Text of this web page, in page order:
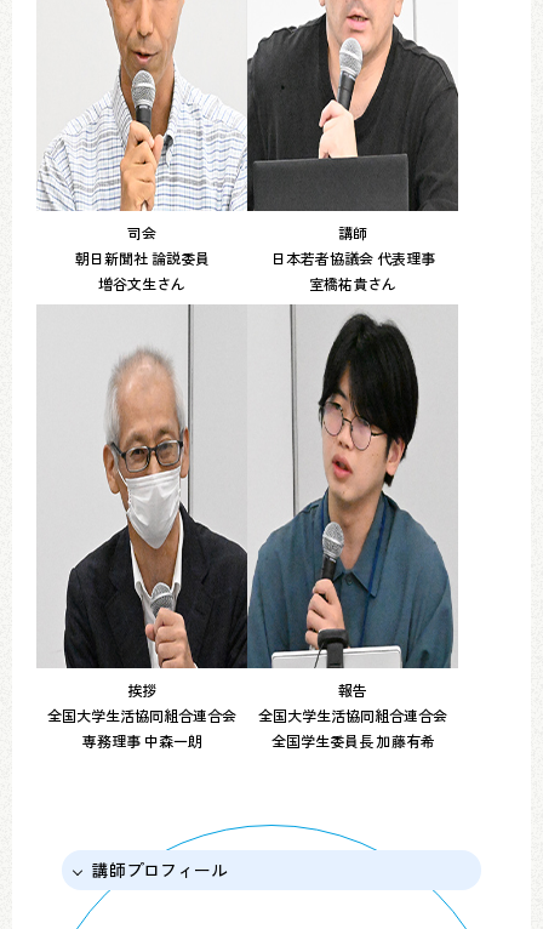
司会
朝日新聞社 論説委員
増谷文生さん
挨拶
全国大学生活協同組合連合会
専務理事 中森一朗
講師
日本若者協議会 代表理事
室橋祐貴さん
報告
全国大学生活協同組合連合会
全国学生委員長 加藤有希
講師プロフィール